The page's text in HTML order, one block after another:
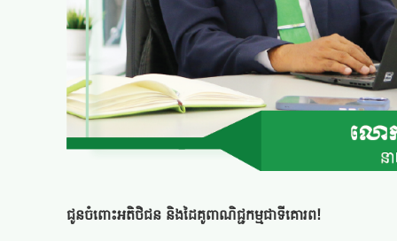
ជូនចំពោះអតិថិជន និងដៃគូពាណិជ្ជកម្មជាទីគោរព!